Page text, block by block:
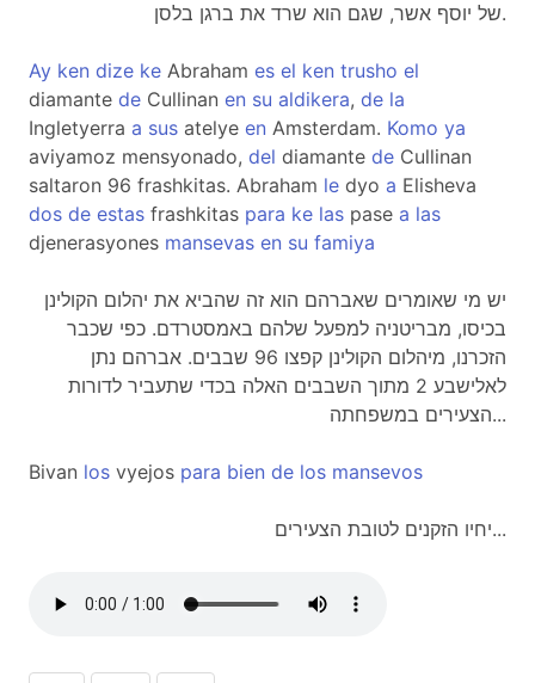
של יוסף אשר, שגם הוא שרד את ברגן בלסן.
Ay ken dize ke Abraham es el ken trusho el
diamante de Cullinan en su aldikera, de la
Ingletyerra a sus atelye en Amsterdam. Komo ya
aviyamoz mensyonado, del diamante de Cullinan
saltaron 96 frashkitas. Abraham le dyo a Elisheva
dos de estas frashkitas para ke las pase a las
djenerasyones mansevas en su famiya
יש מי שאומרים שאברהם הוא זה שהביא את יהלום הקולינן
בכיסו, מבריטניה למפעל שלהם באמסטרדם. כפי שכבר
הזכרנו, מיהלום הקולינן קפצו 96 שבבים. אברהם נתן
לאלישבע 2 מתוך השבבים האלה בכדי שתעביר לדורות
הצעירים במשפחתה...
Bivan los vyejos para bien de los mansevos
יחיו הזקנים לטובת הצעירים...